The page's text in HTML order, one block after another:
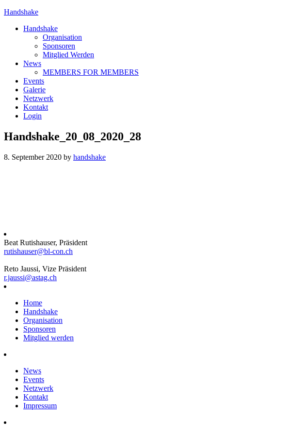
Handshake
Handshake
Organisation
Sponsoren
Mitglied Werden
News
MEMBERS FOR MEMBERS
Events
Galerie
Netzwerk
Kontakt
Login
Handshake_20_08_2020_28
8. September 2020 by handshake
Beat Rutishauser, Präsident
rutishauser@bl-con.ch
Reto Jaussi, Vize Präsident
r.jaussi@astag.ch
Home
Handshake
Organisation
Sponsoren
Mitglied werden
News
Events
Netzwerk
Kontakt
Impressum